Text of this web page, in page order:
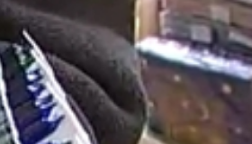
biztonságos a termék és a
füzérekkel a megyében. Akiről a
15 ezer forintos pénzbüntetésre